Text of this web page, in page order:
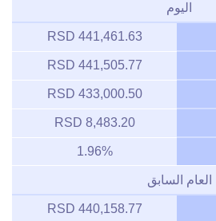
اليوم
441,461.63 RSD
441,505.77 RSD
433,000.50 RSD
8,483.20 RSD
1.96%
العام السابق
440,158.77 RSD